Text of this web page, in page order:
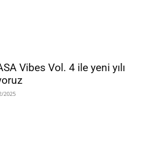
Vibes Vol. 4 ile yeni yılı
2025